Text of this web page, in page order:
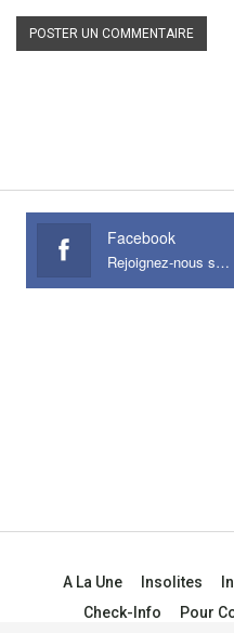
Facebook
Rejoignez-nous sur Facebook
A La Une Insolites
Check-Info
Pour